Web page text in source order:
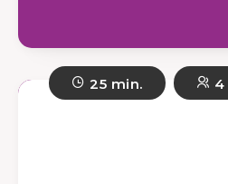
25 min. 4